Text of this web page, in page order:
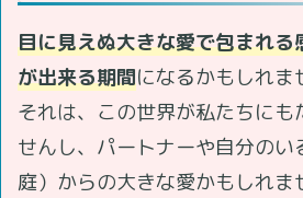
目に見えぬ大きな愛で包まれ
が出来る期間になるかもしれま
それは、この世界が私たちにも
せんし、パートナーや自分のい
庭）からの大きな愛かもしれま